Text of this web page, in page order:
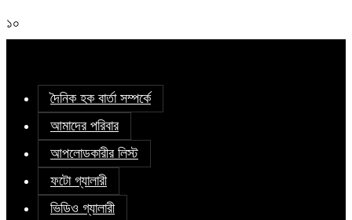
১০
দৈনিক হক বার্তা সম্পর্কে
আমাদের পরিবার
আপলোডকারীর লিস্ট
ফটো গ্যালারী
ভিডিও গ্যালারী